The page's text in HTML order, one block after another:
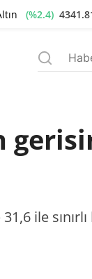
(%2.4)
ile sınırlı